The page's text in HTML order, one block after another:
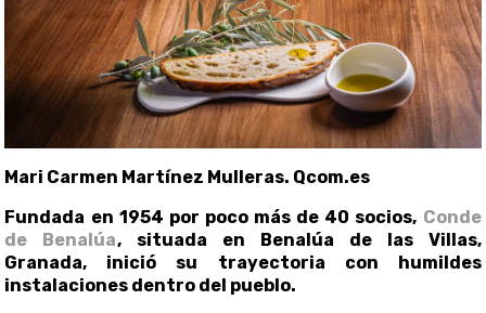
Mari Carmen Martínez Mulleras. Qcom.es
Fundada en 1954 por poco más de 40 socios, Conde
de Benalúa, situada en Benalúa de las Villas,
Granada, inició su trayectoria con humildes
instalaciones dentro del pueblo.